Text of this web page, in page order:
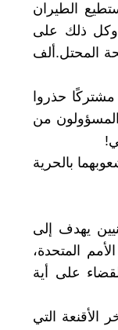
الطيران
وكل ذلك على
المحتل.ألف
مشتركًا حذروا
المسؤولون من
بالحرية
يهدف إلى
المتحدة،
على أية
الأقنعة التي